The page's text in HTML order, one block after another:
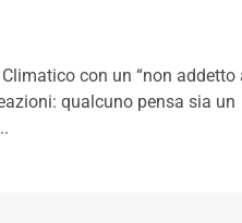
con un “non addetto
qualcuno pensa sia un